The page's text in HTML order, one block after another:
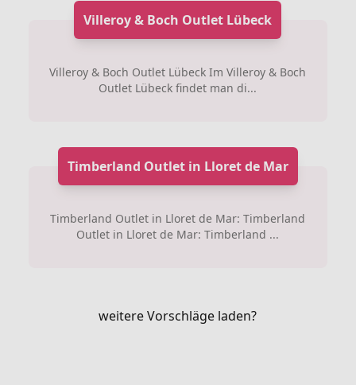
Villeroy & Boch Outlet Lübeck
Villeroy & Boch Outlet Lübeck Im Villeroy & Boch
Outlet Lübeck findet man di...
Timberland Outlet in Lloret de Mar
Timberland Outlet in Lloret de Mar: Timberland
Outlet in Lloret de Mar: Timberland ...
weitere Vorschläge laden?